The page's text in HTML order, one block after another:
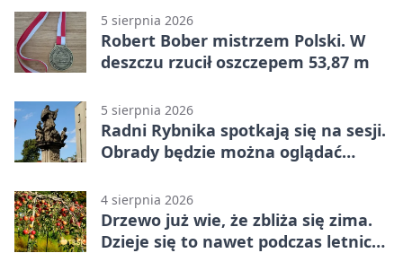
5 sierpnia 2026
Robert Bober mistrzem Polski. W
deszczu rzucił oszczepem 53,87 m
5 sierpnia 2026
Radni Rybnika spotkają się na sesji.
Obrady będzie można oglądać
4 sierpnia 2026
Drzewo już wie, że zbliża się zima.
Dzieje się to nawet podczas letnich